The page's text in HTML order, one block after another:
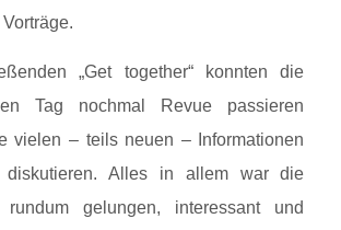
„Get together“ konnten die
Tag nochmal Revue passieren
vielen – teils neuen – Informationen
diskutieren. Alles in allem war die
rundum gelungen, interessant und